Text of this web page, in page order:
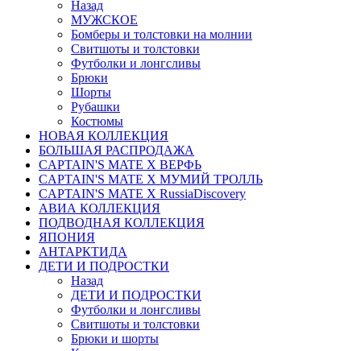
Назад
МУЖСКОЕ
Бомберы и толстовки на молнии
Свитшоты и толстовки
Футболки и лонгсливы
Брюки
Шорты
Рубашки
Костюмы
НОВАЯ КОЛЛЕКЦИЯ
БОЛЬШАЯ РАСПРОДАЖА
CAPTAIN'S MATE X ВЕРФЬ
CAPTAIN'S MATE Х МУМИЙ ТРОЛЛЬ
CAPTAIN'S MATE X RussiaDiscovery
АВИА КОЛЛЕКЦИЯ
ПОДВОДНАЯ КОЛЛЕКЦИЯ
ЯПОНИЯ
АНТАРКТИДА
ДЕТИ И ПОДРОСТКИ
Назад
ДЕТИ И ПОДРОСТКИ
Футболки и лонгсливы
Свитшоты и толстовки
Брюки и шорты